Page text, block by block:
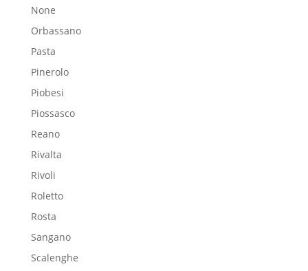
None
Orbassano
Pasta
Pinerolo
Piobesi
Piossasco
Reano
Rivalta
Rivoli
Roletto
Rosta
Sangano
Scalenghe